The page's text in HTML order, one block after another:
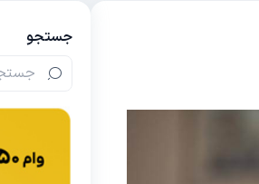
جستجو